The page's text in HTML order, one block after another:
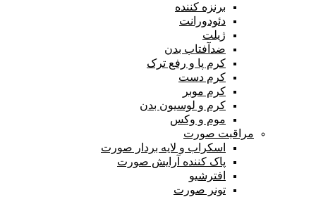
برنزه کننده
دئودورانت
ژیلت
ضدآفتاب بدن
کرم پا و رفع ترک
کرم دست
کرم موبر
کرم و لوسیون بدن
موم و وکس
مراقبت صورت
اسکراب و لایه بردار صورت
پاک کننده آرایش صورت
افترشیو
تونر صورت